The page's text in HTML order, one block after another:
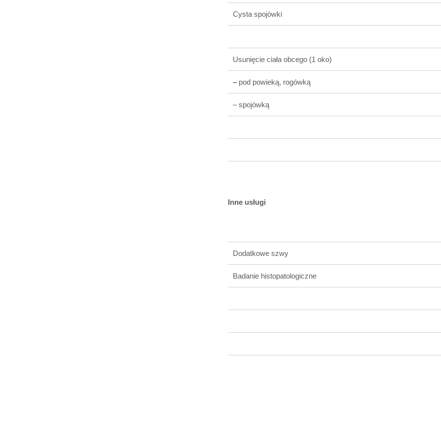
Cysta spojówki
Usunięcie ciała obcego (1 oko)
– pod powieką, rogówką
– spojówką
Inne usługi
Dodatkowe szwy
Badanie histopatologiczne